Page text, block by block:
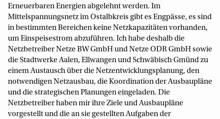
Erneuerbaren Energien abgelehnt werden. Im
Mittelspannungsnetz im Ostalbkreis gibt es Engpässe, es sind
in bestimmten Bereichen keine Netzkapazitäten vorhanden,
um Einspeisestrom abzuführen. Ich habe deshalb die
Netzbetreiber Netze BW GmbH und Netze ODR GmbH sowie
die Stadtwerke Aalen, Ellwangen und Schwäbisch Gmünd zu
einem Austausch über die Netzentwicklungsplanung, den
notwendigen Netzausbau, die Koordination der Ausbaupläne
und die strategischen Planungen eingeladen. Die
Netzbetreiber haben mir ihre Ziele und Ausbaupläne
vorgestellt und die an sie gestellten Aufgaben der